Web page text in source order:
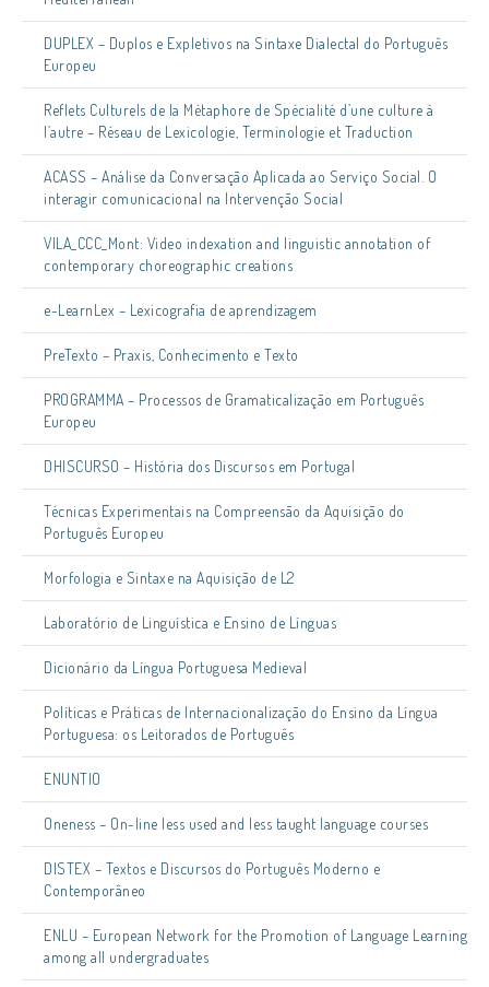
DUPLEX – Duplos e Expletivos na Sintaxe Dialectal do Português
Europeu
Reflets Culturels de la Métaphore de Spécialité d’une culture à
l’autre – Réseau de Lexicologie, Terminologie et Traduction
ACASS – Análise da Conversação Aplicada ao Serviço Social. O
interagir comunicacional na Intervenção Social
VILA_CCC_Mont: Video indexation and linguistic annotation of
contemporary choreographic creations
e-LearnLex – Lexicografia de aprendizagem
PreTexto – Praxis, Conhecimento e Texto
PROGRAMMA – Processos de Gramaticalização em Português
Europeu
DHISCURSO – História dos Discursos em Portugal
Técnicas Experimentais na Compreensão da Aquisição do
Português Europeu
Morfologia e Sintaxe na Aquisição de L2
Laboratório de Linguística e Ensino de Línguas
Dicionário da Língua Portuguesa Medieval
Políticas e Práticas de Internacionalização do Ensino da Língua
Portuguesa: os Leitorados de Português
ENUNTIO
Oneness – On-line less used and less taught language courses
DISTEX – Textos e Discursos do Português Moderno e
Contemporâneo
ENLU – European Network for the Promotion of Language Learning
among all undergraduates